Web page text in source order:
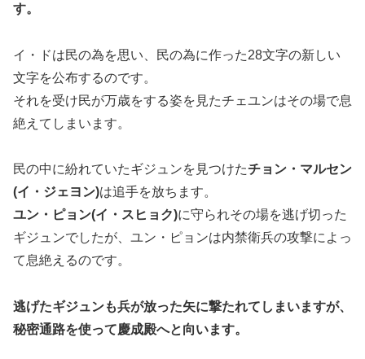
す。
イ・ドは民の為を思い、民の為に作った28文字の新しい
文字を公布するのです。
それを受け民が万歳をする姿を見たチェユンはその場で息
絶えてしまいます。
民の中に紛れていたギジュンを見つけたチョン・マルセン
(イ・ジェヨン)は追手を放ちます。
ユン・ピョン(イ・スヒョク)に守られその場を逃げ切った
ギジュンでしたが、ユン・ピョンは内禁衛兵の攻撃によっ
て息絶えるのです。
逃げたギジュンも兵が放った矢に撃たれてしまいますが、
秘密通路を使って慶成殿へと向います。